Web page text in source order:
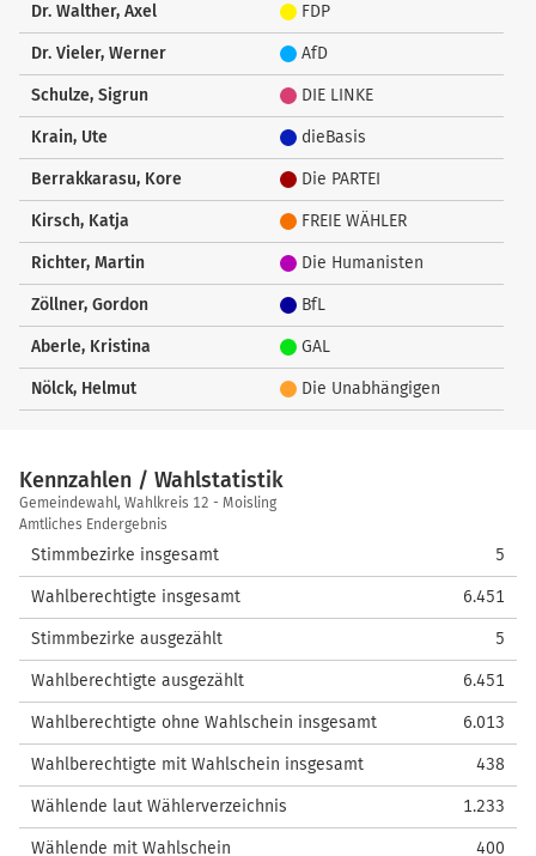
Dr. Walther, Axel FDP
Dr. Vieler, Werner AfD
Schulze, Sigrun DIE LINKE
Krain, Ute dieBasis
Berrakkarasu, Kore Die PARTEI
Kirsch, Katja FREIE WÄHLER
Richter, Martin Die Humanisten
Zöllner, Gordon BfL
Aberle, Kristina GAL
Nölck, Helmut Die Unabhängigen
Kennzahlen / Wahlstatistik
Kennzahlen
/
Wahlstatistik
Gemeindewahl, Wahlkreis 12 - Moisling
Amtliches Endergebnis
Stimmbezirke insgesamt 5
Wahlberechtigte insgesamt 6.451
Stimmbezirke ausgezählt 5
Wahlberechtigte ausgezählt 6.451
Wahlberechtigte ohne Wahlschein insgesamt 6.013
Wahlberechtigte mit Wahlschein insgesamt 438
Wählende laut Wählerverzeichnis 1.233
Wählende mit Wahlschein 400